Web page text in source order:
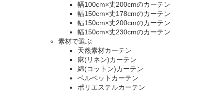
幅100cm×丈200cmのカーテン
幅150cm×丈178cmのカーテン
幅150cm×丈200cmのカーテン
幅150cm×丈230cmのカーテン
素材で選ぶ
天然素材カーテン
麻(リネン)カーテン
綿(コットン)カーテン
ベルベットカーテン
ポリエステルカーテン